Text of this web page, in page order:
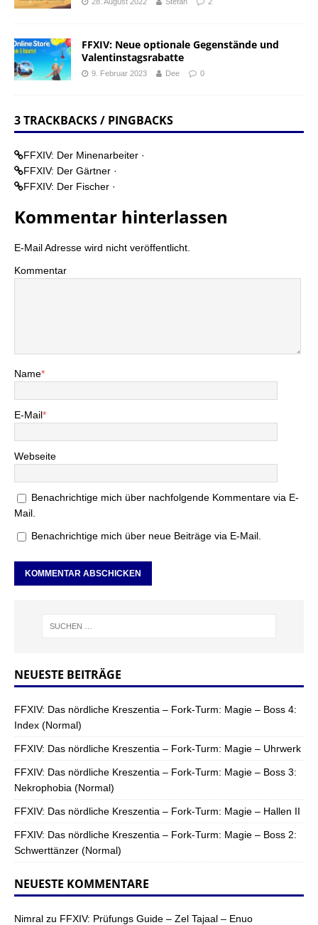
FFXIV: Neue optionale Gegenstände und
Valentinstagsrabatte
9. Februar 2023 Dee 0
3 TRACKBACKS / PINGBACKS
FFXIV: Der Minenarbeiter ·
FFXIV: Der Gärtner ·
FFXIV: Der Fischer ·
Kommentar hinterlassen
E-Mail Adresse wird nicht veröffentlicht.
Kommentar
Name*
E-Mail*
Webseite
Benachrichtige mich über nachfolgende Kommentare via E-
Mail.
Benachrichtige mich über neue Beiträge via E-Mail.
NEUESTE BEITRÄGE
FFXIV: Das nördliche Kreszentia – Fork-Turm: Magie – Boss 4:
Index (Normal)
FFXIV: Das nördliche Kreszentia – Fork-Turm: Magie – Uhrwerk
FFXIV: Das nördliche Kreszentia – Fork-Turm: Magie – Boss 3:
Nekrophobia (Normal)
FFXIV: Das nördliche Kreszentia – Fork-Turm: Magie – Hallen II
FFXIV: Das nördliche Kreszentia – Fork-Turm: Magie – Boss 2:
Schwerttänzer (Normal)
NEUESTE KOMMENTARE
Nimral zu FFXIV: Prüfungs Guide – Zel Tajaal – Enuo